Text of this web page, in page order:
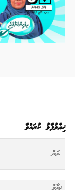
ޚިޔާލުފާޅު ކުރައްވާ